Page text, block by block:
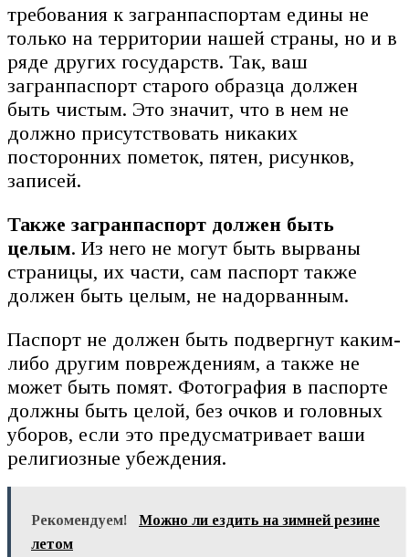
требования к загранпаспортам едины не
только на территории нашей страны, но и в
ряде других государств. Так, ваш
загранпаспорт старого образца должен
быть чистым. Это значит, что в нем не
должно присутствовать никаких
посторонних пометок, пятен, рисунков,
записей.
Также загранпаспорт должен быть
целым. Из него не могут быть вырваны
страницы, их части, сам паспорт также
должен быть целым, не надорванным.
Паспорт не должен быть подвергнут каким-
либо другим повреждениям, а также не
может быть помят. Фотография в паспорте
должны быть целой, без очков и головных
уборов, если это предусматривает ваши
религиозные убеждения.
Рекомендуем!
Можно ли ездить на зимней резине
летом